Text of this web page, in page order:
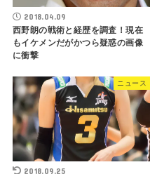
2018.04.09
西野朗の戦術と経歴を調査！現在
もイケメンだがかつら疑惑の画像
に衝撃
ニュース
2018.09.25